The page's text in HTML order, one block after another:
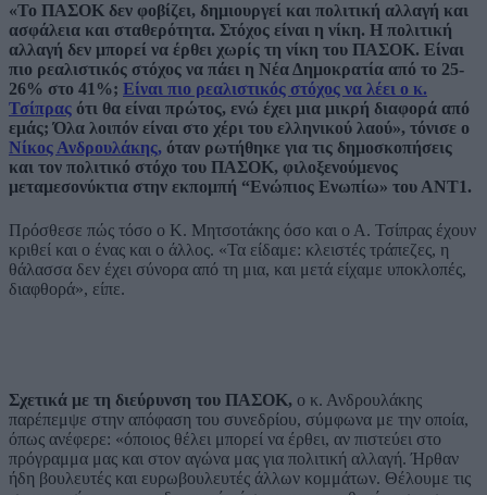
«Το ΠΑΣΟΚ δεν φοβίζει, δημιουργεί και πολιτική αλλαγή και
ασφάλεια και σταθερότητα. Στόχος είναι η νίκη. Η πολιτική
αλλαγή δεν μπορεί να έρθει χωρίς τη νίκη του ΠΑΣΟΚ. Είναι
πιο ρεαλιστικός στόχος να πάει η Νέα Δημοκρατία από το 25-
26% στο 41%; Είναι πιο ρεαλιστικός στόχος να λέει ο κ.
Τσίπρας ότι θα είναι πρώτος, ενώ έχει μια μικρή διαφορά από
εμάς; Όλα λοιπόν είναι στο χέρι του ελληνικού λαού», τόνισε ο
Νίκος Ανδρουλάκης, όταν ρωτήθηκε για τις δημοσκοπήσεις
και τον πολιτικό στόχο του ΠΑΣΟΚ, φιλοξενούμενος
μεταμεσονύκτια στην εκπομπή “Ενώπιος Ενωπίω» του ΑΝΤ1.
Πρόσθεσε πώς τόσο ο Κ. Μητσοτάκης όσο και ο Α. Τσίπρας έχουν
κριθεί και ο ένας και ο άλλος. «Τα είδαμε: κλειστές τράπεζες, η
θάλασσα δεν έχει σύνορα από τη μια, και μετά είχαμε υποκλοπές,
διαφθορά», είπε.
Σχετικά με τη διεύρυνση του ΠΑΣΟΚ, ο κ. Ανδρουλάκης
παρέπεμψε στην απόφαση του συνεδρίου, σύμφωνα με την οποία,
όπως ανέφερε: «όποιος θέλει μπορεί να έρθει, αν πιστεύει στο
πρόγραμμα μας και στον αγώνα μας για πολιτική αλλαγή. Ήρθαν
ήδη βουλευτές και ευρωβουλευτές άλλων κομμάτων. Θέλουμε τις